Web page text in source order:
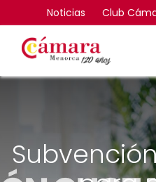
Noticias Club